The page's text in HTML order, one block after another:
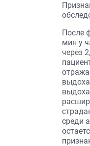
После
мин у
через
среди